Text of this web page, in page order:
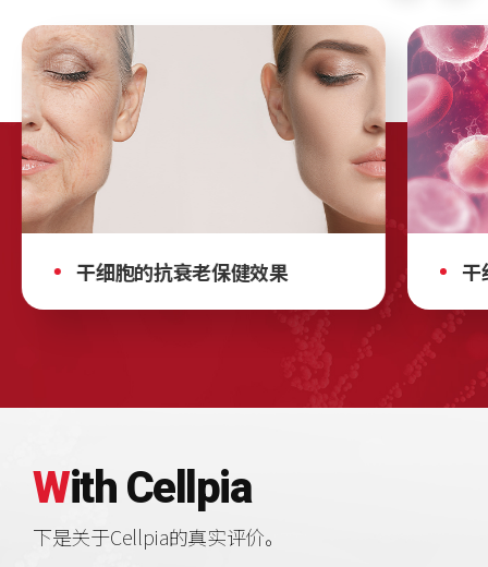
干细胞的抗衰老保健效果 干
With Cellpia
下是关于Cellpia的真实评价。